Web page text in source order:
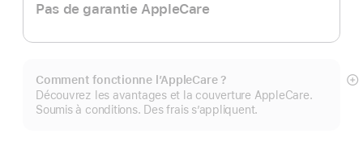
Pas de garantie AppleCare
Comment fonctionne l’AppleCare ?
Découvrez les avantages et la couverture AppleCare.
Soumis à conditions. Des frais s’appliquent.